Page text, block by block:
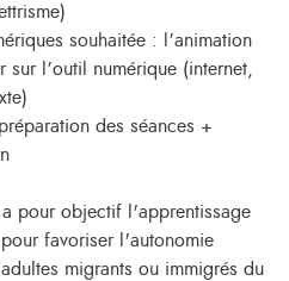
souhaitée : l’animation
l’outil numérique (internet,
des séances +
pour objectif l'apprentissage
favoriser l'autonomie
migrants ou immigrés du